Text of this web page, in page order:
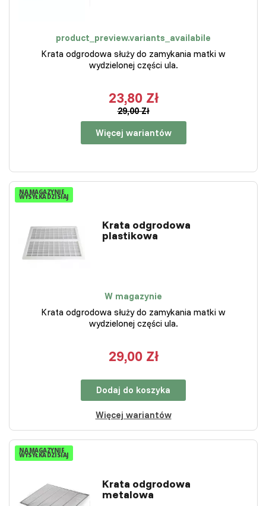
product_preview.variants_availabile
Krata odgrodowa służy do zamykania matki w
wydzielonej części ula.
23,80 Zł
29,00 Zł
Więcej wariantów
NA MAGAZYNIE
WYSYŁKA DZISIAJ
Krata odgrodowa
plastikowa
W magazynie
Krata odgrodowa służy do zamykania matki w
wydzielonej części ula.
29,00 Zł
Dodaj do koszyka
Więcej wariantów
NA MAGAZYNIE
WYSYŁKA DZISIAJ
Krata odgrodowa
metalowa